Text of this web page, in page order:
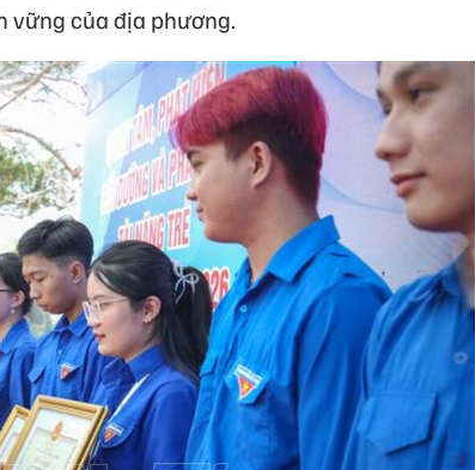
vững của địa phương.